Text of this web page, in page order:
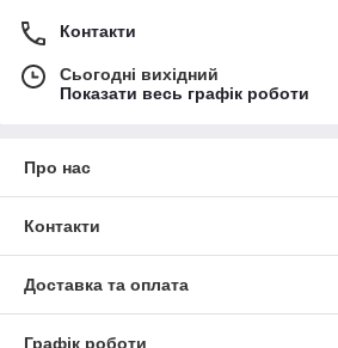
Контакти
Сьогодні вихідний
Показати весь графік роботи
Про нас
Контакти
Доставка та оплата
Графік роботи